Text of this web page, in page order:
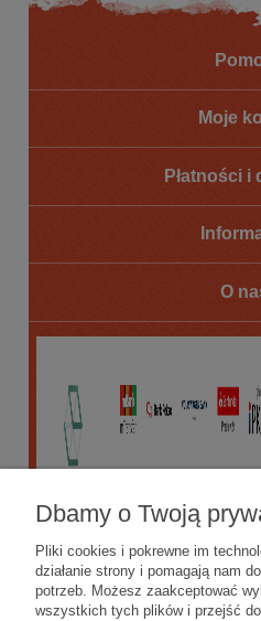
Moje
Płatności i
O
Dbamy o Twoją
Pliki cookies i pokrewne im
działanie strony i pomagają nam
potrzeb. Możesz zaakceptować
wszystkich tych plików i przejść